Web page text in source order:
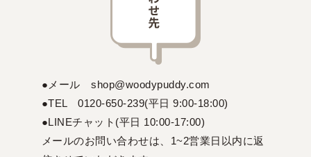
●メール shop@woodypuddy.com
●TEL 0120-650-239(平日 9:00-18:00)
●LINEチャット(平日 10:00-17:00)
メールのお問い合わせは、1~2営業日以内に返